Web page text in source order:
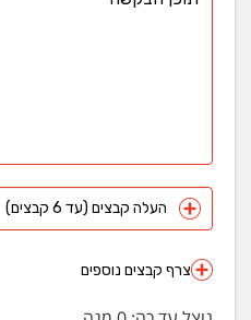
העלה קבצים (עד 6 קבצים)
צרף קבצים נוספים